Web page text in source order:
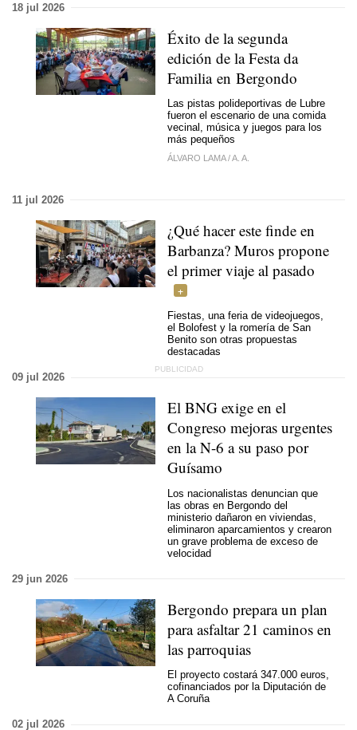
18 jul 2026
Éxito de la segunda
edición de la Festa da
Familia en Bergondo
Las pistas polideportivas de Lubre
fueron el escenario de una comida
vecinal, música y juegos para los
más pequeños
ÁLVARO LAMA/A. A.
11 jul 2026
¿Qué hacer este finde en
Barbanza? Muros propone
el primer viaje al pasado
Fiestas, una feria de videojuegos,
el Bolofest y la romería de San
Benito son otras propuestas
destacadas
09 jul 2026
El BNG exige en el
Congreso mejoras urgentes
en la N-6 a su paso por
Guísamo
Los nacionalistas denuncian que
las obras en Bergondo del
ministerio dañaron en viviendas,
eliminaron aparcamientos y crearon
un grave problema de exceso de
velocidad
29 jun 2026
Bergondo prepara un plan
para asfaltar 21 caminos en
las parroquias
El proyecto costará 347.000 euros,
cofinanciados por la Diputación de
A Coruña
02 jul 2026